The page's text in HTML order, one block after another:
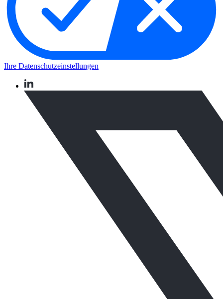
Ihre Datenschutzeinstellungen